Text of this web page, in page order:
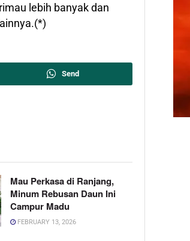
lebih banyak dan
Send
Mau Perkasa di Ranjang,
Minum Rebusan Daun Ini
Campur Madu
FEBRUARY 13, 2026